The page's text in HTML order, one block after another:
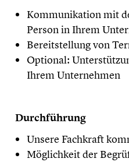
Kommunikation mit
Person in Ihrem
Bereitstellung von
Optional:
Ihrem Unternehmen
Durchführung
Unsere Fachkraft
Möglichkeit der